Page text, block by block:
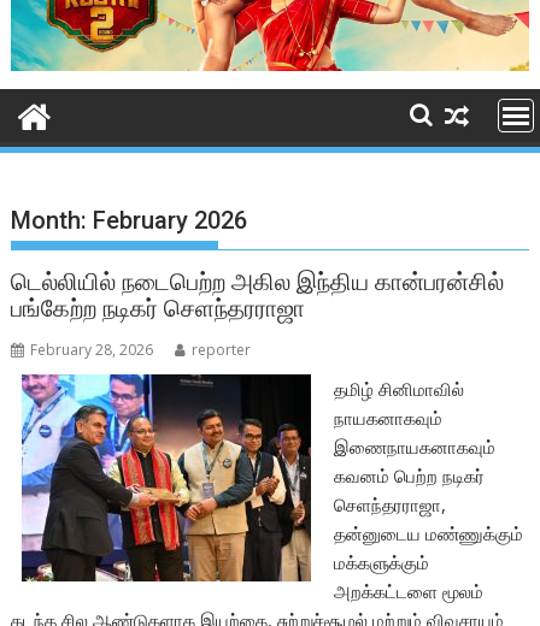
Month: February 2026
டெல்லியில் நடைபெற்ற அகில இந்திய கான்பரன்சில்
பங்கேற்ற நடிகர் செளந்தரராஜா
February 28, 2026 reporter
தமிழ் சினிமாவில்
நாயகனாகவும்
இணைநாயகனாகவும்
கவனம் பெற்ற நடிகர்
செளந்தரராஜா,
தன்னுடைய மண்ணுக்கும்
மக்களுக்கும்
அறக்கட்டளை மூலம்
கடந்த சில ஆண்டுகளாக இயற்கை, சுற்றுச்சூழல் மற்றும் விவசாயம்